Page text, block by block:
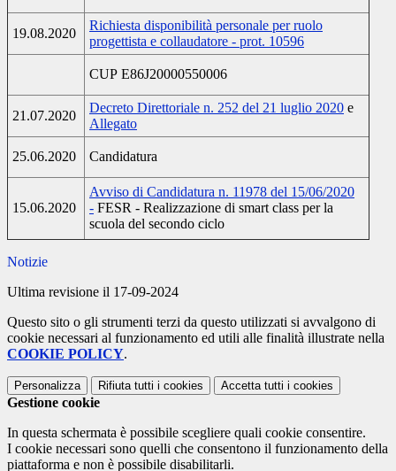
19.08.2020
Richiesta disponibilità personale per ruolo
progettista e collaudatore - prot. 10596
CUP E86J20000550006
21.07.2020
Decreto Direttoriale n. 252 del 21 luglio 2020 e
Allegato
25.06.2020 Candidatura
15.06.2020
Avviso di Candidatura n. 11978 del 15/06/2020
- FESR - Realizzazione di smart class per la
scuola del secondo ciclo
Notizie
Ultima revisione il 17-09-2024
Questo sito o gli strumenti terzi da questo utilizzati si avvalgono di
cookie necessari al funzionamento ed utili alle finalità illustrate nella
COOKIE POLICY.
Personalizza Rifiuta tutti i cookies Accetta tutti i cookies
Gestione cookie
In questa schermata è possibile scegliere quali cookie consentire.
I cookie necessari sono quelli che consentono il funzionamento della
piattaforma e non è possibile disabilitarli.